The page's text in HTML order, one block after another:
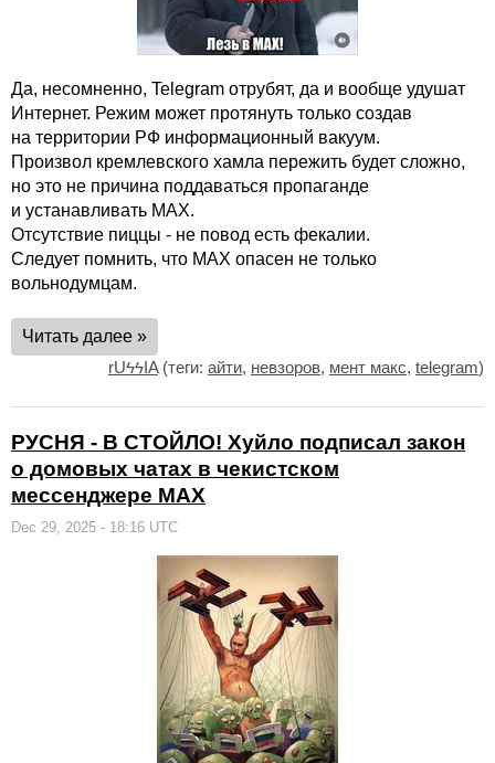
Да, несомненно, Telegram отрубят, да и вообще удушат
Интернет. Режим может протянуть только создав
на территории РФ информационный вакуум.
Произвол кремлевского хамла пережить будет сложно,
но это не причина поддаваться пропаганде
и устанавливать МАХ.
Отсутствие пиццы - не повод есть фекалии.
Следует помнить, что МАХ опасен не только
вольнодумцам.
Читать далее »
rUϟϟIA(теги: айти, невзоров, мент макс, telegram)
РУСНЯ - В СТОЙЛО! Хуйло подписал закон
о домовых чатах в чекистском
мессенджере MAX
Dec 29, 2025 - 18:16 UTC